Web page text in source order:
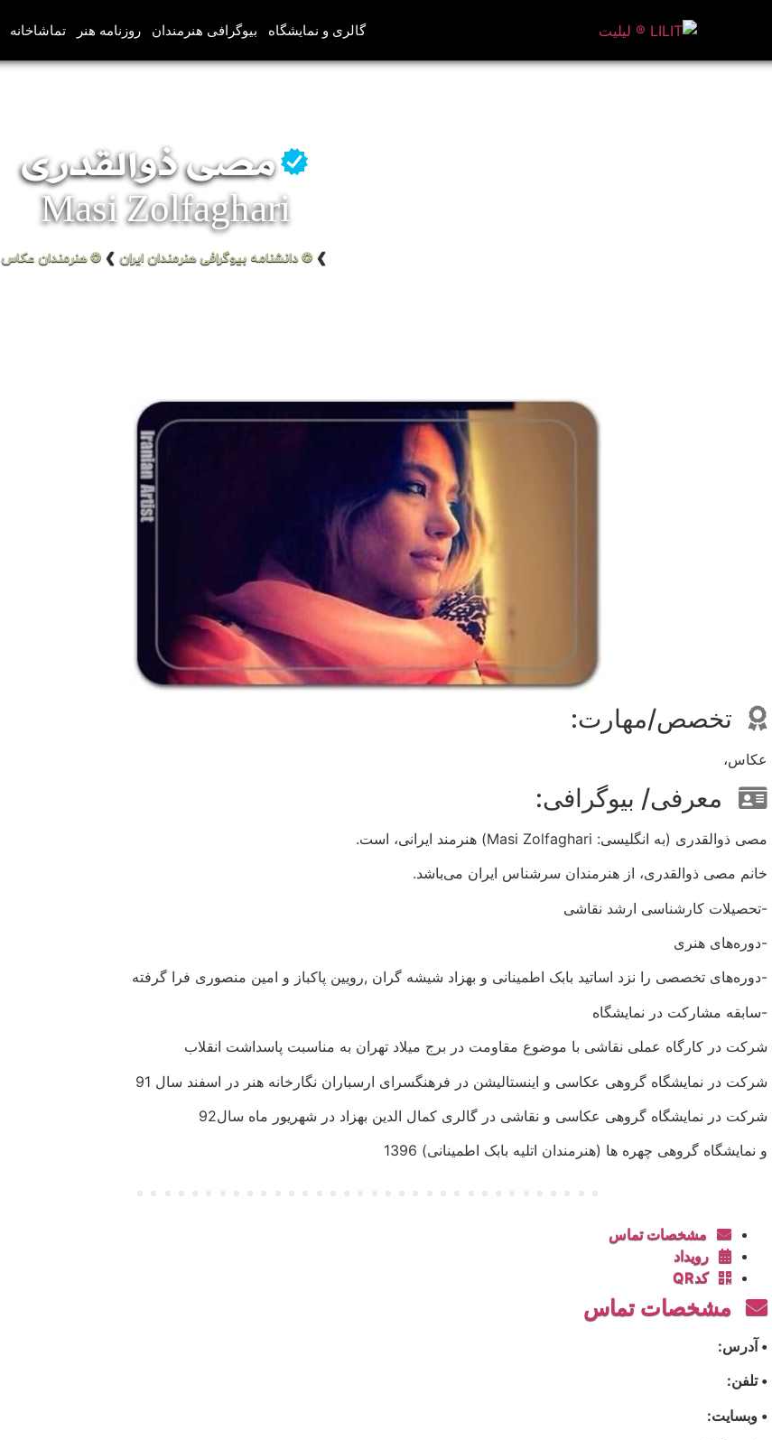
گالری و نمایشگاه بیوگرافی هنرمندان روزنامه هنر تماشاخانه
مصی ذوالقدری
Masi Zolfaghari
❯ ❂ دانشنامه بیوگرافی هنرمندان ایران ❯ ❂ هنرمندان عکاس
تخصص/مهارت:
عکاس،
معرفی/ بیوگرافی:
مصی ذوالقدری (به انگلیسی: Masi Zolfaghari) هنرمند ایرانی، است.
خانم مصی ذوالقدری، از هنرمندان سرشناس ایران می‌باشد.
-تحصیلات کارشناسی ارشد نقاشی
-دوره‌های هنری
-دوره‌های تخصصی را نزد اساتید بابک اطمینانی و بهزاد شیشه گران ,رویین پاکباز و امین منصوری فرا گرفته
-سابقه مشارکت در نمایشگاه
شرکت در کارگاه عملی نقاشی با موضوع مقاومت در برج میلاد تهران به مناسبت پاسداشت انقلاب
شرکت در نمایشگاه گروهی عکاسی و اینستالیشن در فرهنگسرای ارسباران نگارخانه هنر در اسفند سال 91
شرکت در نمایشگاه گروهی عکاسی و نقاشی در گالری کمال الدین بهزاد در شهریور ماه سال92
و نمایشگاه گروهی چهره ها (هنرمندان اتلیه بابک اطمینانی) 1396
مشخصات تماس
رویداد
کدQR
مشخصات تماس
• آدرس:
• تلفن:
• وبسایت: